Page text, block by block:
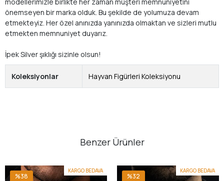
önemseyen bir marka olduk. Bu şekilde de yolumuza devam
etmekteyiz. Her özel anınızda yanınızda olmaktan ve sizleri mutlu
etmekten memnuniyet duyarız.
İpek Silver şıklığı sizinle olsun!
Koleksiyonlar Hayvan Figürleri Koleksiyonu
Benzer Ürünler
KARGO BEDAVA
%38
KARGO BEDAVA
%32